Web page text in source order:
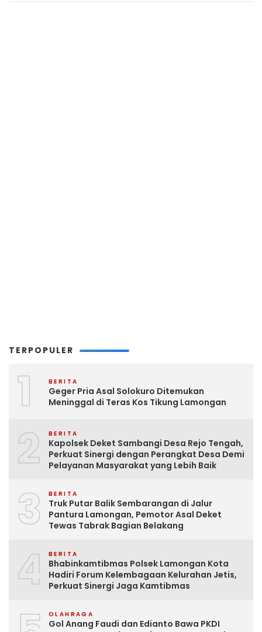
TERPOPULER
1 BERITA
Geger Pria Asal Solokuro Ditemukan
Meninggal di Teras Kos Tikung Lamongan
2 BERITA
Kapolsek Deket Sambangi Desa Rejo Tengah,
Perkuat Sinergi dengan Perangkat Desa Demi
Pelayanan Masyarakat yang Lebih Baik
3 BERITA
Truk Putar Balik Sembarangan di Jalur
Pantura Lamongan, Pemotor Asal Deket
Tewas Tabrak Bagian Belakang
4 BERITA
Bhabinkamtibmas Polsek Lamongan Kota
Hadiri Forum Kelembagaan Kelurahan Jetis,
Perkuat Sinergi Jaga Kamtibmas
OLAHRAGA
Gol Anang Faudi dan Edianto Bawa PKDI